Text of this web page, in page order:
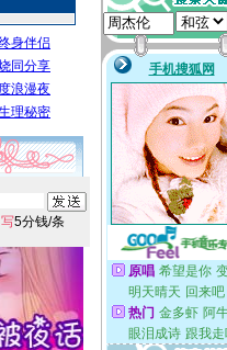
5分钱/条